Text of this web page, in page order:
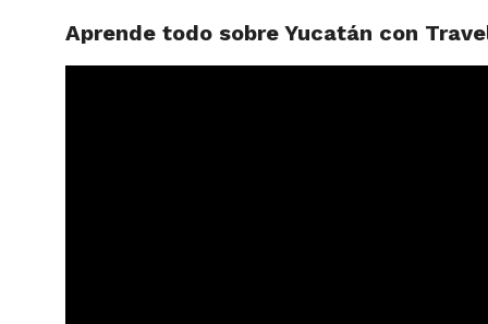
Aprende todo sobre Yucatán con